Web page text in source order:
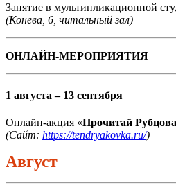
Занятие в мультипликационной
(Конева, 6, читальный зал)
ОНЛАЙН-МЕРОПРИЯТИЯ
1 августа – 13 сентября
Онлайн-акция «Прочитай Рубцова
(Сайт: https://tendryakovka.ru/)
Август